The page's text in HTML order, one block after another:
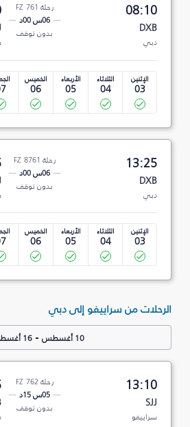
08:10
DXB
دبي
رحلة FZ 761
06س 00د
بدون توقف
الإثنين
03
الثلاثاء
04
الأربعاء
05
الخميس
06
13:25
DXB
دبي
رحلة FZ 8761
06س 00د
بدون توقف
الإثنين
03
الثلاثاء
04
الأربعاء
05
الخميس
06
الرحلات من سراييفو إلى دبي
10 أغسطس -16 أغسطس
13:10
SJJ
سراييفو
رحلة FZ 762
05س 15د
بدون توقف